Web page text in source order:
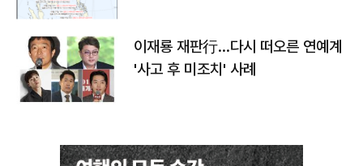
이재룡 재판行…다시 떠오른 연예계
'사고 후 미조치' 사례